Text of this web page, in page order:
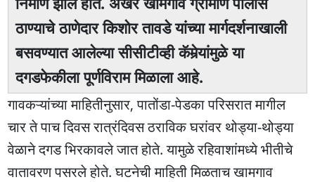
ठाण्याचे ठाणेदार किशोर तावडे यांच्या मार्गदर्शनाखाली
बसवण्यात आलेल्या सीसीटीव्ही कॅमेर्‍यांमुळे या
दगडफेकीला पूर्णविराम मिळाला आहे.
गावकऱ्यांच्या माहितीनुसार, पातोंडा-पेडका परिसरात मागील
चार ते पाच दिवस रात्रंदिवस ठराविक घरांवर थोड्या-थोड्या
वेळाने दगड भिरकावले जात होते. यामुळे रहिवाशांमध्ये भीतीचे
वातावरण पसरले होते. घटनेची माहिती मिळताच खामगाव